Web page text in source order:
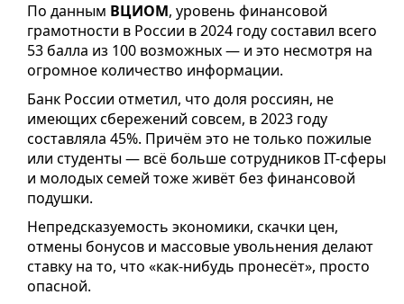
По данным ВЦИОМ, уровень финансовой
грамотности в России в 2024 году составил всего
53 балла из 100 возможных — и это несмотря на
огромное количество информации.
Банк России отметил, что доля россиян, не
имеющих сбережений совсем, в 2023 году
составляла 45%. Причём это не только пожилые
или студенты — всё больше сотрудников IT-сферы
и молодых семей тоже живёт без финансовой
подушки.
Непредсказуемость экономики, скачки цен,
отмены бонусов и массовые увольнения делают
ставку на то, что «как-нибудь пронесёт», просто
опасной.